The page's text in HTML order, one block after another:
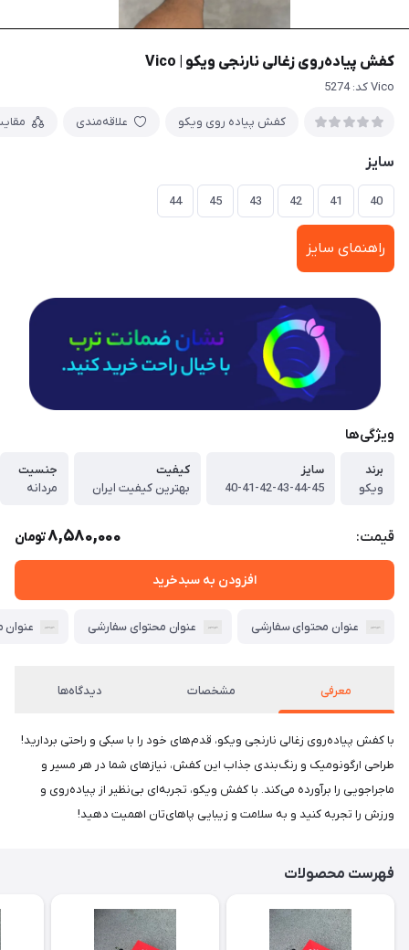
کفش پیاده‌روی زغالی نارنجی ویکو | Vico
Vico کد: 5274
کفش پیاده روی ویکو علاقه‌مندی
سایز
40
41
42
43
45
44
راهنمای سایز
ویژگی‌ها
برند
ویکو
سایز
40-41-42-43-44-45
کیفیت
بهترین کیفیت ایران
جنسیت
مردانه
قیمت: 8,580,000تومان
افزودن به سبدخرید
عنوان محتوای سفارشی عنوان محتوای سفارشی عنوان
معرفی مشخصات دیدگاه‌ها
با کفش پیاده‌روی زغالی نارنجی ویکو، قدم‌های خود را با سبکی و راحتی بردارید!
طراحی ارگونومیک و رنگ‌بندی جذاب این کفش، نیازهای شما در هر مسیر و
ماجراجویی را برآورده می‌کند. با کفش ویکو، تجربه‌ای بی‌نظیر از پیاده‌روی و
ورزش را تجربه کنید و به سلامت و زیبایی پاهای‌تان اهمیت دهید!
فهرست محصولات